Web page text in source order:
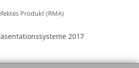
Produkt (RMA)
2017